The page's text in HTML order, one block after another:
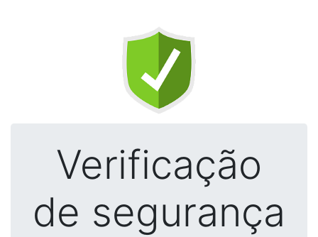
Verificação
de segurança